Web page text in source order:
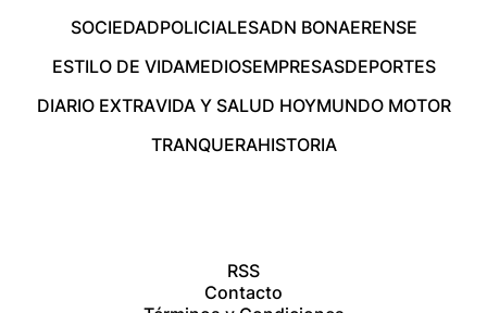
SOCIEDADPOLICIALESADN BONAERENSE
ESTILO DE VIDAMEDIOSEMPRESASDEPORTES
DIARIO EXTRAVIDA Y SALUD HOYMUNDO MOTOR
TRANQUERAHISTORIA
RSS
Contacto